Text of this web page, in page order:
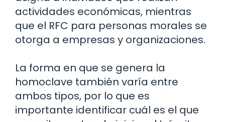
actividades económicas, mientras
que el RFC para personas morales se
otorga a empresas y organizaciones.
La forma en que se genera la
homoclave también varía entre
ambos tipos, por lo que es
importante identificar cuál es el que